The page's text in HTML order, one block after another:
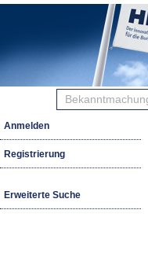
Bekanntmachungen
Anmelden
Registrierung
Erweiterte Suche